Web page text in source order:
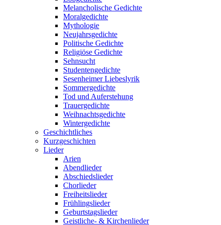
Melancholische Gedichte
Moralgedichte
Mythologie
Neujahrsgedichte
Politische Gedichte
Religiöse Gedichte
Sehnsucht
Studentengedichte
Sesenheimer Liebeslyrik
Sommergedichte
Tod und Auferstehung
Trauergedichte
Weihnachtsgedichte
Wintergedichte
Geschichtliches
Kurzgeschichten
Lieder
Arien
Abendlieder
Abschiedslieder
Chorlieder
Freiheitslieder
Frühlingslieder
Geburtstagslieder
Geistliche- & Kirchenlieder